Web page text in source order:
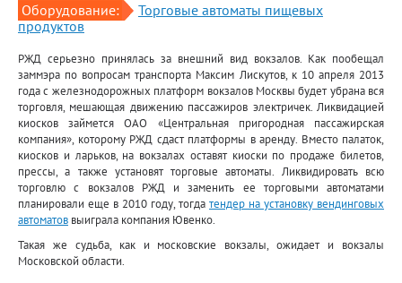
Оборудование:
Торговые автоматы пищевых
продуктов
РЖД серьезно принялась за внешний вид вокзалов. Как пообещал
заммэра по вопросам транспорта Максим Лискутов, к 10 апреля 2013
года с железнодорожных платформ вокзалов Москвы будет убрана вся
торговля, мешающая движению пассажиров электричек. Ликвидацией
киосков займется ОАО «Центральная пригородная пассажирская
компания», которому РЖД сдаст платформы в аренду. Вместо палаток,
киосков и ларьков, на вокзалах оставят киоски по продаже билетов,
прессы, а также установят торговые автоматы. Ликвидировать всю
торговлю с вокзалов РЖД и заменить ее торговыми автоматами
планировали еще в 2010 году, тогда тендер на установку вендинговых
автоматов выиграла компания Ювенко.
Такая же судьба, как и московские вокзалы, ожидает и вокзалы
Московской области.